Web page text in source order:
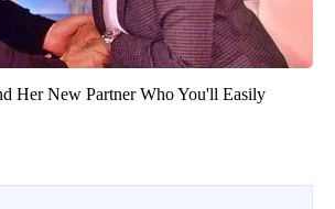
Her New Partner Who You'll Easily